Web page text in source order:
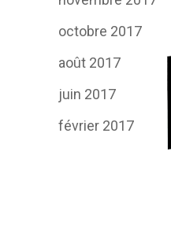
octobre 2017
août 2017
juin 2017
février 2017